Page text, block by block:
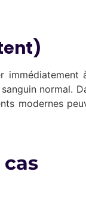
normal.
modernes